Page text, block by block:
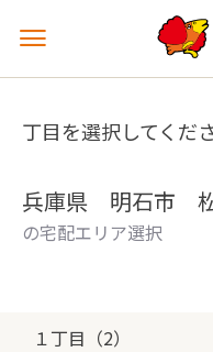
メ
ュ
を
丁目を選択してくだ
兵庫県 明石市
の宅配エリア選択
１丁目（2）